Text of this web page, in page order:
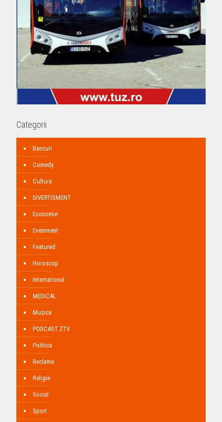
Categorii
Bancuri
Comedy
Cultura
DIVERTISMENT
Economie
Eveniment
Featured
Horoscop
International
MEDICAL
Muzica
PODCAST ZTV
Politica
Reclame
Religie
Social
Sport